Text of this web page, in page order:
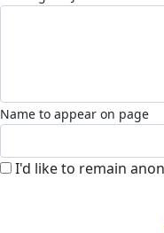
Name to appear on page
I'd like to remain